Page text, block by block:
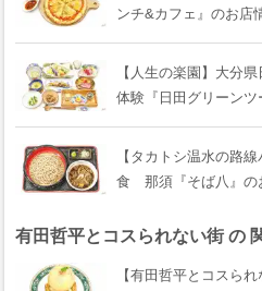
ンチ&カフェ』のお店
【人生の楽園】大分
体験『日田グリーン
【タカトシ温水の路
食 那須『そば八』の
有田哲平とコスられない街 の
【有田哲平とコスら